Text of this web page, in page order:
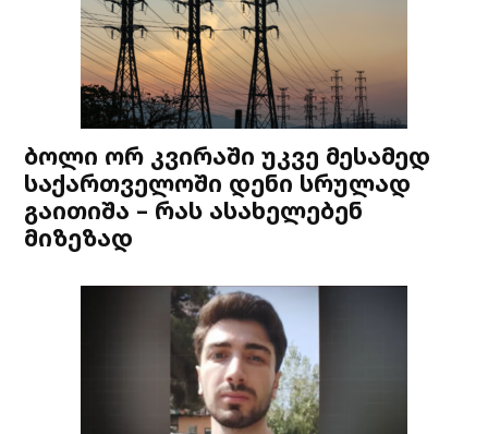
ბოლი ორ კვირაში უკვე მესამედ
საქართველოში დენი სრულად
გაითიშა – რას ასახელებენ
მიზეზად